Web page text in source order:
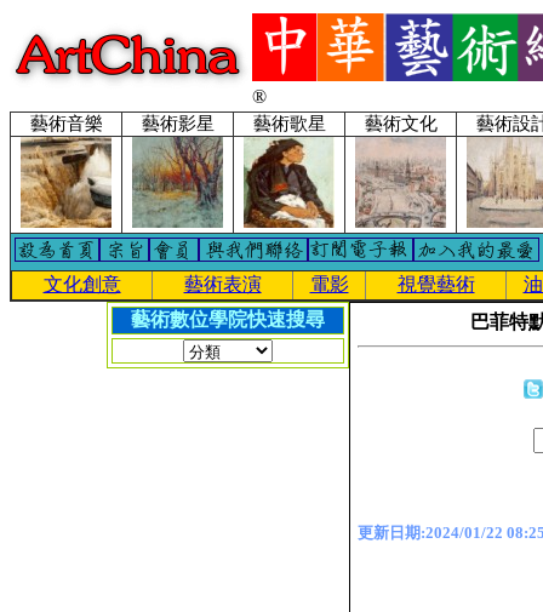
®
藝術音樂 藝術影星 藝術歌星 藝術文化 藝術設
文化創意 藝術表演 電影 視覺藝術
藝術數位學院快速搜尋
巴菲特
更新日期:2024/01/22